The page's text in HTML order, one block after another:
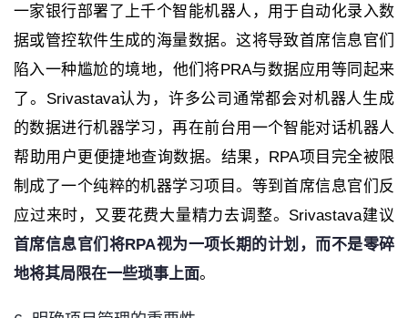
一家银行部署了上千个智能机器人，用于自动化录入数
据或管控软件生成的海量数据。这将导致首席信息官们
陷入一种尴尬的境地，他们将PRA与数据应用等同起来
了。Srivastava认为，许多公司通常都会对机器人生成
的数据进行机器学习，再在前台用一个智能对话机器人
帮助用户更便捷地查询数据。结果，RPA项目完全被限
制成了一个纯粹的机器学习项目。等到首席信息官们反
应过来时，又要花费大量精力去调整。Srivastava建议
首席信息官们将RPA视为一项长期的计划，而不是零碎
地将其局限在一些琐事上面。